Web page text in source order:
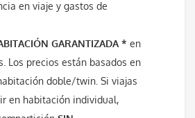
en viaje y gastos de
GARANTIZADA * en
Los precios están basados en
doble/twin. Si viajas
en habitación individual,